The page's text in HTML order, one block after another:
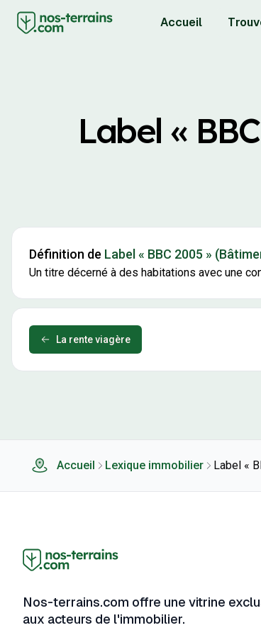
Accueil
Label «
Définition de Label « BBC 2005 »
Un titre décerné à des habitations avec une
La rente viagère
Accueil Lexique immobilier Label «
Nos-terrains.com offre une vitrine
aux acteurs de l'immobilier.